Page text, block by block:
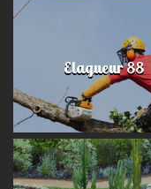
Elagueur 88